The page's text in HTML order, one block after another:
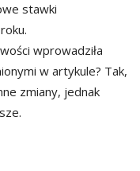
stawki
wprowadziła
w artykule? Tak,
zmiany, jednak